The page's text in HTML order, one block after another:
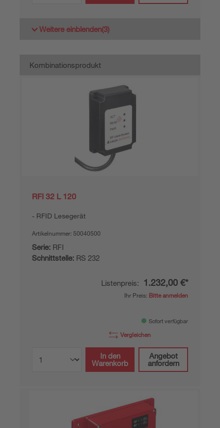
Weitere einblenden(3)
Kombinationsprodukt
RFI 32 L 120
RFID Lesegerät
Artikelnummer: 50040500
Serie: RFI
Schnittstelle: RS 232
Listenpreis: 1.232,00 €*
Ihr Preis: Bitte anmelden
Sofort verfügbar
Vergleichen
In den
Warenkorb
Angebot
anfordern